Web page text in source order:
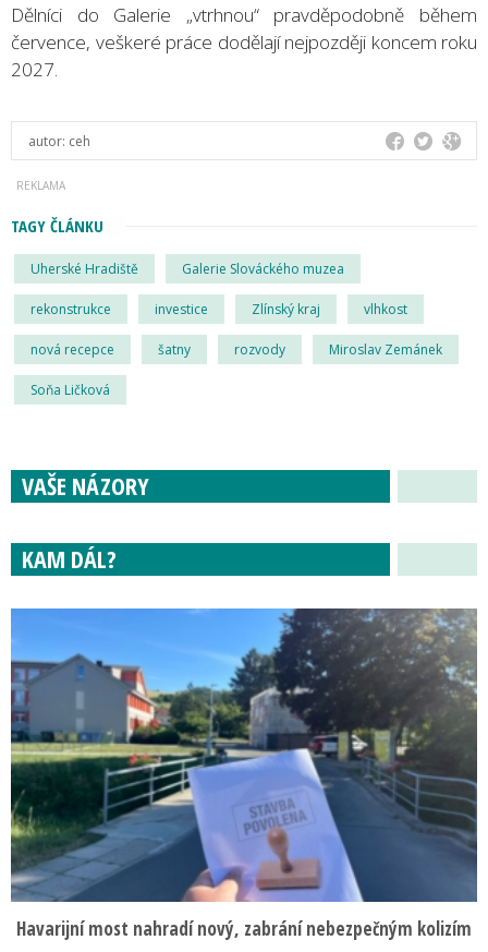
Dělníci do Galerie „vtrhnou“ pravděpodobně během
července, veškeré práce dodělají nejpozději koncem roku
2027.
autor: ceh
TAGY ČLÁNKU
Uherské Hradiště Galerie Slováckého muzea
rekonstrukce investice Zlínský kraj vlhkost
nová recepce šatny rozvody Miroslav Zemánek
Soňa Ličková
VAŠE NÁZORY
KAM DÁL?
Havarijní most nahradí nový, zabrání nebezpečným kolizím